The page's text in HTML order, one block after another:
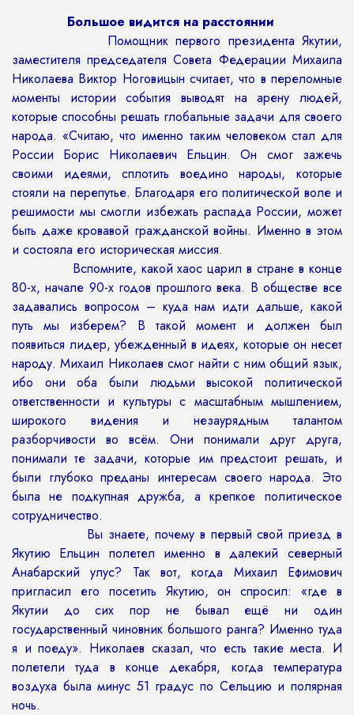
Большое видится на расстоянии
Помощник первого президента Якутии,
заместителя председателя Совета Федерации Михаила
Николаева Виктор Ноговицын считает, что в переломные
моменты истории события выводят на арену людей,
которые способны решать глобальные задачи для своего
народа. «Считаю, что именно таким человеком стал для
России Борис Николаевич Ельцин. Он смог зажечь
своими идеями, сплотить воедино народы, которые
стояли на перепутье. Благодаря его политической воле и
решимости мы смогли избежать распада России, может
быть даже кровавой гражданской войны. Именно в этом
и состояла его историческая миссия.
Вспомните, какой хаос царил в стране в конце
80-х, начале 90-х годов прошлого века. В обществе все
задавались вопросом – куда нам идти дальше, какой
путь мы изберем? В такой момент и должен был
появиться лидер, убежденный в идеях, которые он несет
народу. Михаил Николаев смог найти с ним общий язык,
ибо они оба были людьми высокой политической
ответственности и культуры с масштабным мышлением,
широкого видения и незаурядным талантом
разборчивости во всём. Они понимали друг друга,
понимали те задачи, которые им предстоит решать, и
были глубоко преданы интересам своего народа. Это
была не подкупная дружба, а крепкое политическое
сотрудничество.
Вы знаете, почему в первый свой приезд в
Якутию Ельцин полетел именно в далекий северный
Анабарский улус? Так вот, когда Михаил Ефимович
пригласил его посетить Якутию, он спросил: «где в
Якутии до сих пор не бывал ещё ни один
государственный чиновник большого ранга? Именно туда
я и поеду». Николаев сказал, что есть такие места. И
полетели туда в конце декабря, когда температура
воздуха была минус 51 градус по Сельцию и полярная
ночь.